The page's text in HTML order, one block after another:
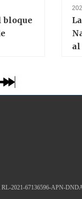
bloque
al
RL-2021-67136596-APN-